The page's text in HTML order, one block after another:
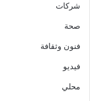
شركات
صحة
فنون وثقافة
فيديو
محلي